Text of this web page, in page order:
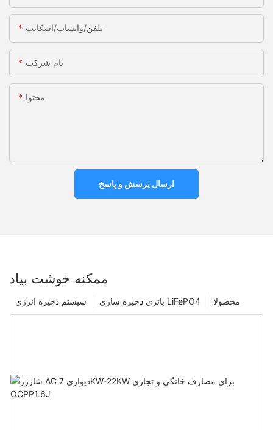
تلفن/واتساپ/اسکایپ
نام شرکت
محتوا
ارسال پرسش و پاسخ
ممکنه خوشت بیاد
محصولا باتری ذخیره سازی LiFePO4 سیستم ذخیره انرژی